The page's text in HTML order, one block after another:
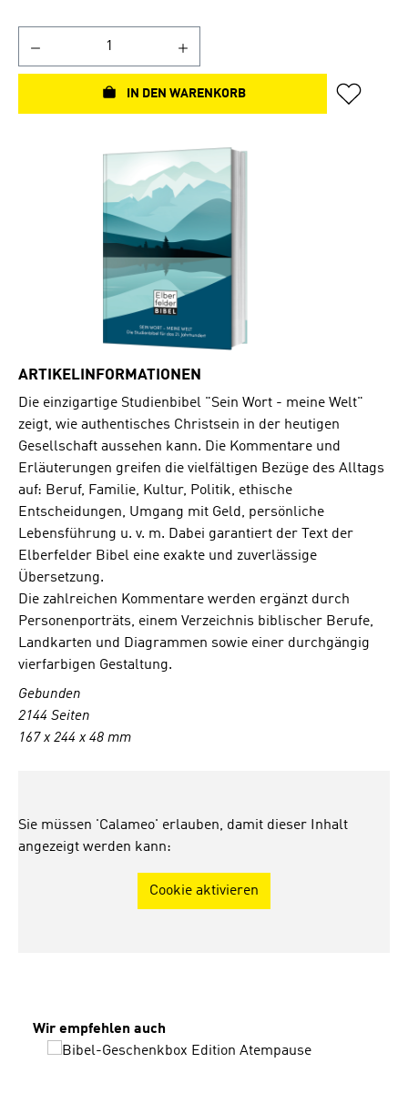
IN DEN WARENKORB
Bildergalerie überspringen
ARTIKELINFORMATIONEN
Die einzigartige Studienbibel "Sein Wort - meine Welt"
zeigt, wie authentisches Christsein in der heutigen
Gesellschaft aussehen kann. Die Kommentare und
Erläuterungen greifen die vielfältigen Bezüge des Alltags
auf: Beruf, Familie, Kultur, Politik, ethische
Entscheidungen, Umgang mit Geld, persönliche
Lebensführung u. v. m. Dabei garantiert der Text der
Elberfelder Bibel eine exakte und zuverlässige
Übersetzung.
Die zahlreichen Kommentare werden ergänzt durch
Personenporträts, einem Verzeichnis biblischer Berufe,
Landkarten und Diagrammen sowie einer durchgängig
vierfarbigen Gestaltung.
Gebunden
2144 Seiten
167 x 244 x 48 mm
Sie müssen 'Calameo' erlauben, damit dieser Inhalt
angezeigt werden kann:
Cookie aktivieren
Produktgalerie überspringen
Wir empfehlen auch